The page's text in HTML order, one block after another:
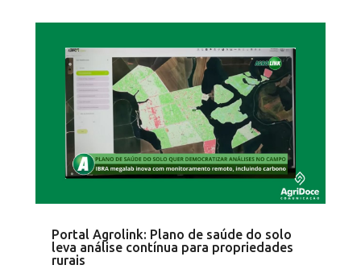
Portal Agrolink: Plano de saúde do solo
leva análise contínua para propriedades
rurais